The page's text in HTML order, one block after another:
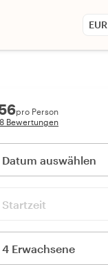
EUR
pro Person
Bewertungen
Datum auswählen
Startzeit
4 Erwachsene